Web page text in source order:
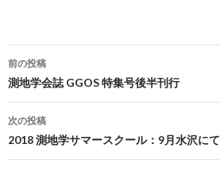
投
稿
ナ
ビ
ゲ
前の投稿
測地学会誌 GGOS 特集号後半刊行
次の投稿
2018 測地学サマースクール：9月水沢にて